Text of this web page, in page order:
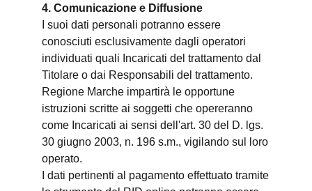
4. Comunicazione e Diffusione
I suoi dati personali potranno essere
conosciuti esclusivamente dagli operatori
individuati quali Incaricati del trattamento dal
Titolare o dai Responsabili del trattamento.
Regione Marche impartirà le opportune
istruzioni scritte ai soggetti che opereranno
come Incaricati ai sensi dell'art. 30 del D. lgs.
30 giugno 2003, n. 196 s.m., vigilando sul loro
operato.
I dati pertinenti al pagamento effettuato tramite